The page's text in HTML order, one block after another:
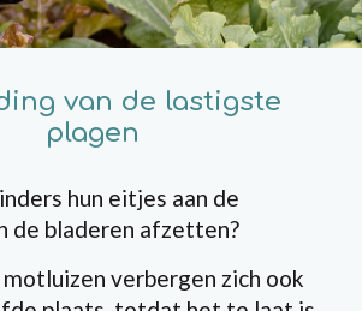
van de lastigste
plagen
hun eitjes aan de
de bladeren afzetten?
verbergen zich ook